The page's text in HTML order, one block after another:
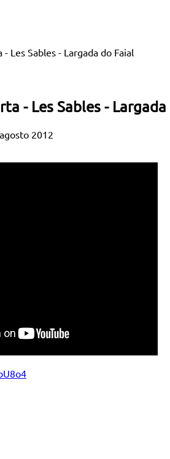
- Les Sables - Largada do Faial
- Les Sables -
2012